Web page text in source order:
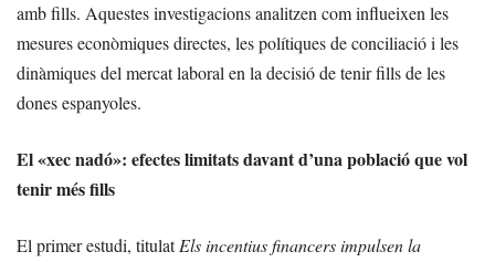
amb fills. Aquestes investigacions analitzen com influeixen les
mesures econòmiques directes, les polítiques de conciliació i les
dinàmiques del mercat laboral en la decisió de tenir fills de les
dones espanyoles.
El «xec nadó»: efectes limitats davant d’una població que vol
tenir més fills
El primer estudi, titulatEls incentius financers impulsen la